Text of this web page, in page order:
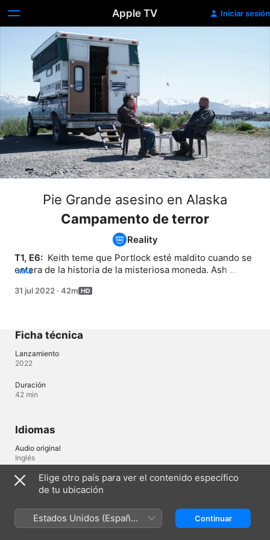
Apple TV Iniciar sesión
Pie Grande asesino en Alaska
Campamento de terror
Reality
T1, E6: Keith teme que Portlock esté maldito cuando se
entera de la historia de la misteriosa moneda. Ash
aventurarse en una mina abandonada, y Nantinaq
MÁS
31 jul 2022 · 42m
Ficha técnica
Lanzamiento
2022
Duración
42 min
Idiomas
Audio original
Inglés
Audio
Subtítulos
Portugués (Brasil)
Elige otro país para ver el contenido específico
de tu ubicación
Estados Unidos (Español
México)
Continuar